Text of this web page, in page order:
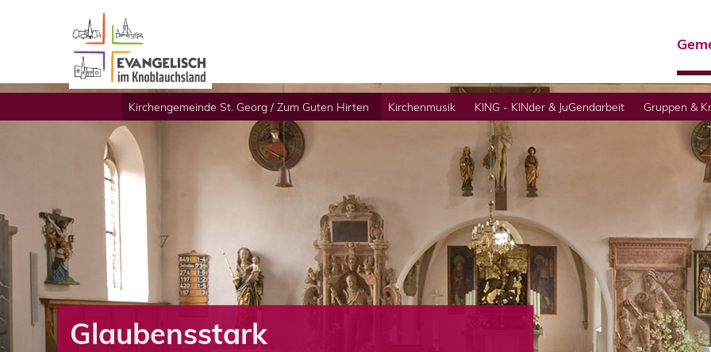
Kirchengemeinde St. Georg / Zum Guten Hirten Kirchenmusik KING - KINder & JuGendarbeit Gruppen &
Glaubensstark